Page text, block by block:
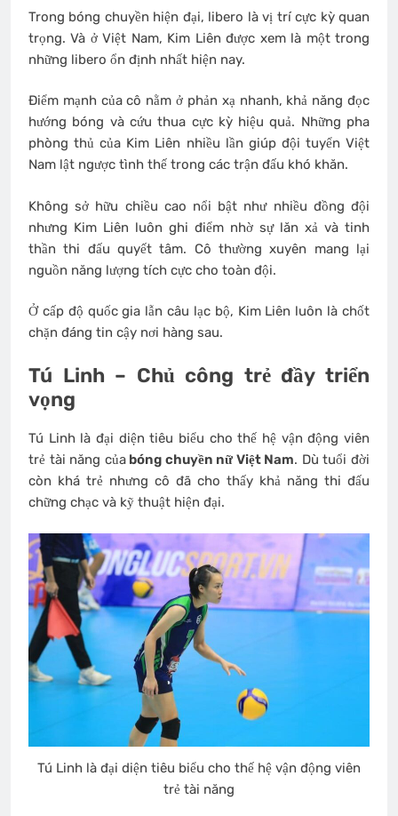
Trong bóng chuyền hiện đại, libero là vị trí cực kỳ quan
trọng. Và ở Việt Nam, Kim Liên được xem là một trong
những libero ổn định nhất hiện nay.
Điểm mạnh của cô nằm ở phản xạ nhanh, khả năng đọc
hướng bóng và cứu thua cực kỳ hiệu quả. Những pha
phòng thủ của Kim Liên nhiều lần giúp đội tuyển Việt
Nam lật ngược tình thế trong các trận đấu khó khăn.
Không sở hữu chiều cao nổi bật như nhiều đồng đội
nhưng Kim Liên luôn ghi điểm nhờ sự lăn xả và tinh
thần thi đấu quyết tâm. Cô thường xuyên mang lại
nguồn năng lượng tích cực cho toàn đội.
Ở cấp độ quốc gia lẫn câu lạc bộ, Kim Liên luôn là chốt
chặn đáng tin cậy nơi hàng sau.
Tú Linh – Chủ công trẻ đầy triển
vọng
Tú Linh là đại diện tiêu biểu cho thế hệ vận động viên
trẻ tài năng củabóng chuyền nữ Việt Nam. Dù tuổi đời
còn khá trẻ nhưng cô đã cho thấy khả năng thi đấu
chững chạc và kỹ thuật hiện đại.
Tú Linh là đại diện tiêu biểu cho thế hệ vận động viên
trẻ tài năng